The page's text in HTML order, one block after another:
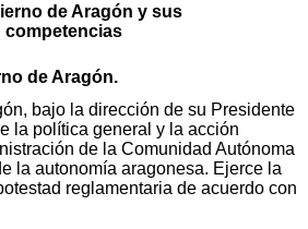
de Aragón y sus
competencias
de Aragón.
bajo la dirección de su Presidente
la política general y la acción
de la Comunidad Autónoma
la autonomía aragonesa. Ejerce la
reglamentaria de acuerdo con